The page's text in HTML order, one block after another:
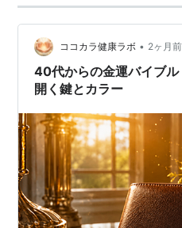
ココカラ健康ラボ • 2ヶ月前
40代からの金運バイブ
開く鍵とカラー